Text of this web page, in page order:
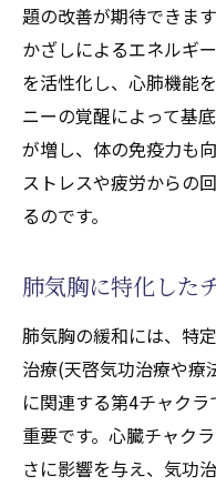
題の改善が期待できま
かざしによるエネルギ
を活性化し、心肺機能
ニーの覚醒によって基
が増し、体の免疫力も
ストレスや疲労からの
るのです。
肺気胸に特化した
肺気胸の緩和には、特
治療(天啓気功治療や療
に関連する第4チャク
重要です。心臓チャク
さに影響を与え、気功